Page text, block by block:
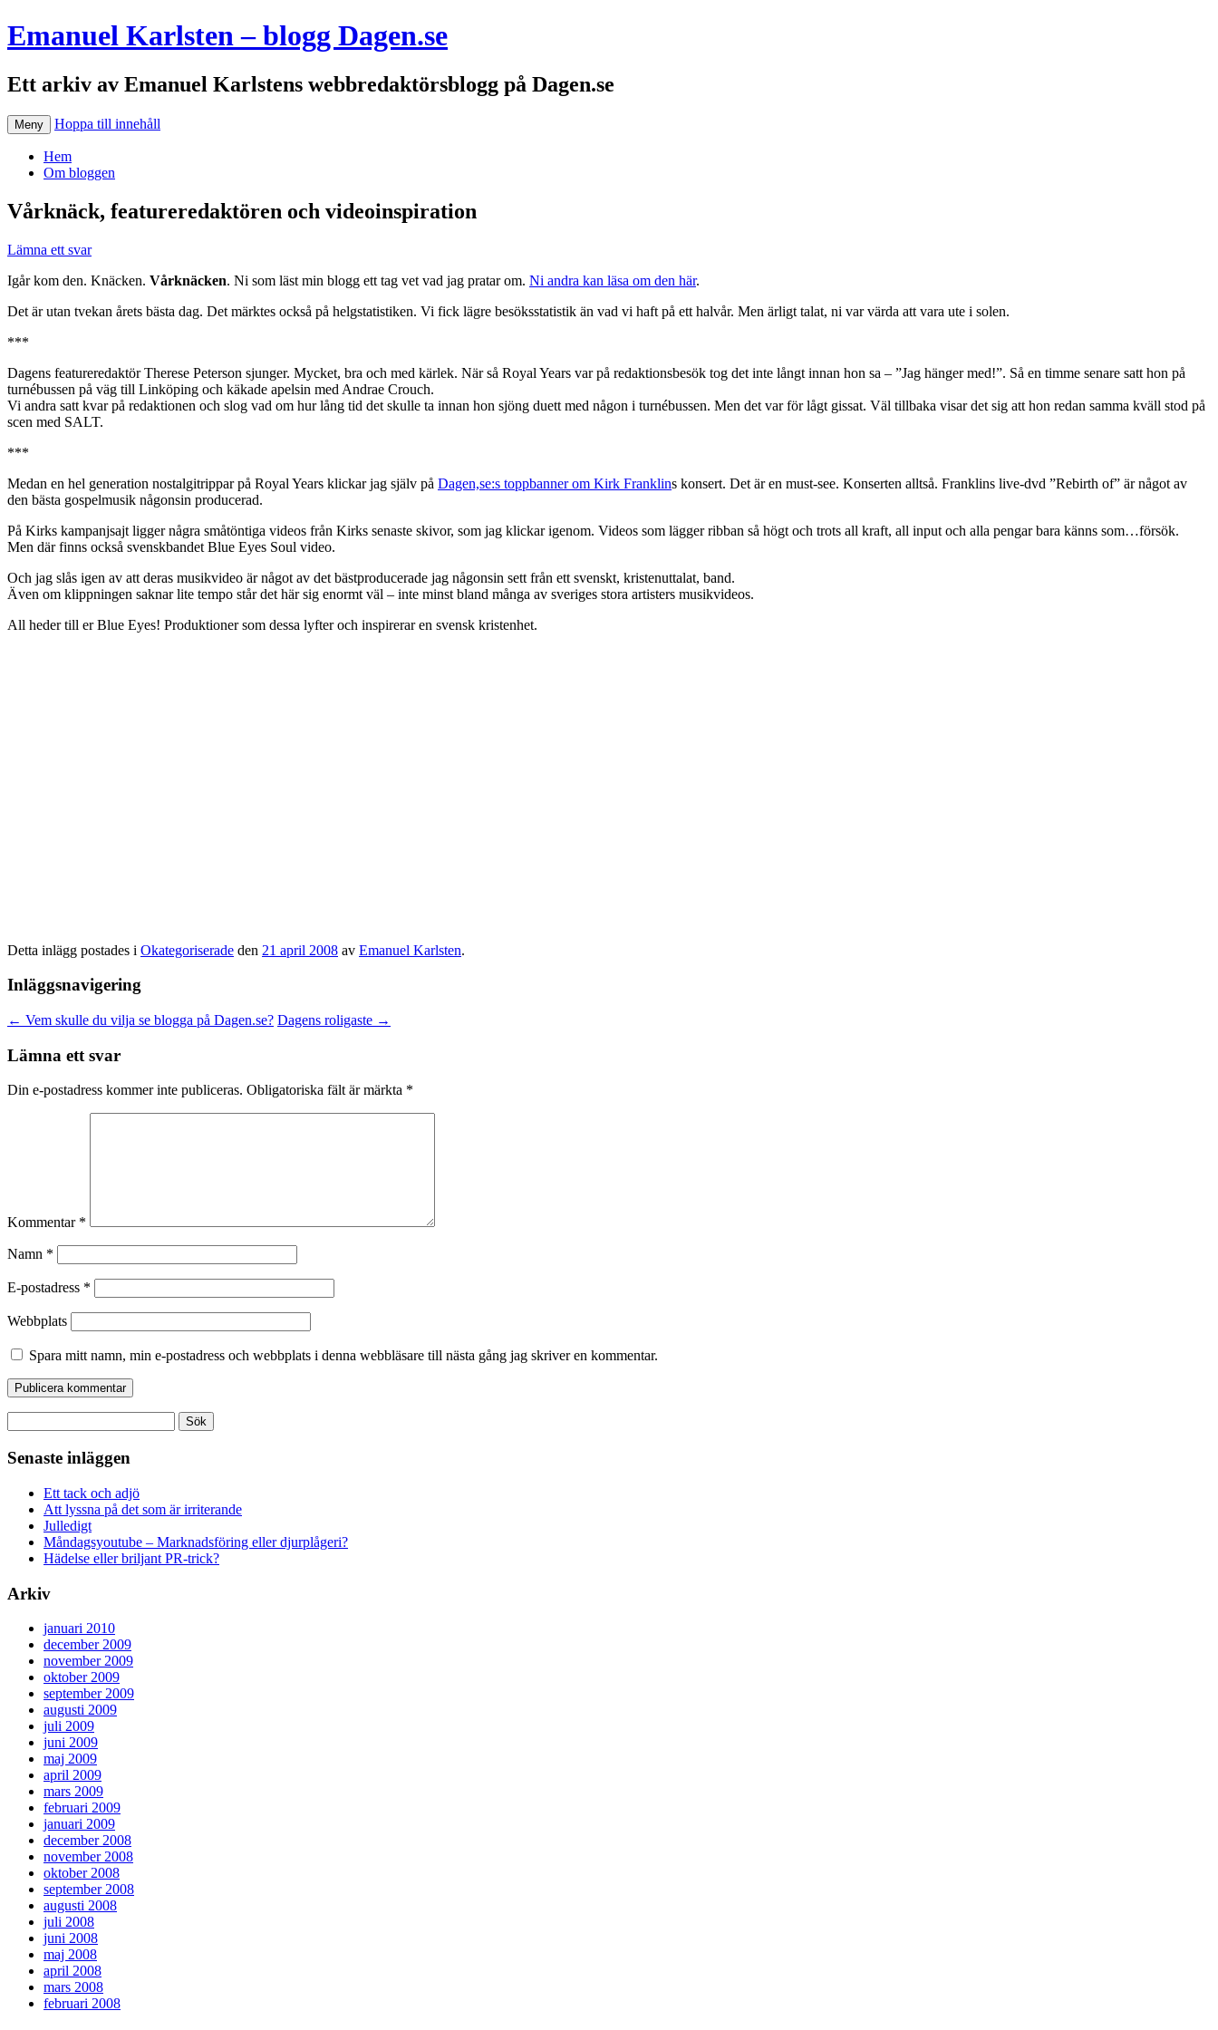
Emanuel Karlsten – blogg Dagen.se
Ett arkiv av Emanuel Karlstens webbredaktörsblogg på Dagen.se
Meny Hoppa till innehåll
Hem
Om bloggen
Vårknäck, featureredaktören och videoinspiration
Lämna ett svar
Igår kom den. Knäcken. Vårknäcken. Ni som läst min blogg ett tag vet vad jag pratar om. Ni andra kan läsa om den här.
Det är utan tvekan årets bästa dag. Det märktes också på helgstatistiken. Vi fick lägre besöksstatistik än vad vi haft på ett halvår. Men ärligt talat, ni var värda att vara ute i solen.
***
Dagens featureredaktör Therese Peterson sjunger. Mycket, bra och med kärlek. När så Royal Years var på redaktionsbesök tog det inte långt innan hon sa – ”Jag hänger med!”. Så en timme senare satt hon på
turnébussen på väg till Linköping och käkade apelsin med Andrae Crouch.
Vi andra satt kvar på redaktionen och slog vad om hur lång tid det skulle ta innan hon sjöng duett med någon i turnébussen. Men det var för lågt gissat. Väl tillbaka visar det sig att hon redan samma kväll stod på
scen med SALT.
***
Medan en hel generation nostalgitrippar på Royal Years klickar jag själv på Dagen,se:s toppbanner om Kirk Franklins konsert. Det är en must-see. Konserten alltså. Franklins live-dvd ”Rebirth of” är något av
den bästa gospelmusik någonsin producerad.
På Kirks kampanjsajt ligger några småtöntiga videos från Kirks senaste skivor, som jag klickar igenom. Videos som lägger ribban så högt och trots all kraft, all input och alla pengar bara känns som…försök.
Men där finns också svenskbandet Blue Eyes Soul video.
Och jag slås igen av att deras musikvideo är något av det bästproducerade jag någonsin sett från ett svenskt, kristenuttalat, band.
Även om klippningen saknar lite tempo står det här sig enormt väl – inte minst bland många av sveriges stora artisters musikvideos.
All heder till er Blue Eyes! Produktioner som dessa lyfter och inspirerar en svensk kristenhet.
Detta inlägg postades i Okategoriserade den 21 april 2008 av Emanuel Karlsten.
Inläggsnavigering
← Vem skulle du vilja se blogga på Dagen.se? Dagens roligaste →
Lämna ett svar
Din e-postadress kommer inte publiceras. Obligatoriska fält är märkta *
Kommentar *
Namn *
E-postadress *
Webbplats
Spara mitt namn, min e-postadress och webbplats i denna webbläsare till nästa gång jag skriver en kommentar.
efter:
Senaste inläggen
Ett tack och adjö
Att lyssna på det som är irriterande
Julledigt
Måndagsyoutube – Marknadsföring eller djurplågeri?
Hädelse eller briljant PR-trick?
Arkiv
januari 2010
december 2009
november 2009
oktober 2009
september 2009
augusti 2009
juli 2009
juni 2009
maj 2009
april 2009
mars 2009
februari 2009
januari 2009
december 2008
november 2008
oktober 2008
september 2008
augusti 2008
juli 2008
juni 2008
maj 2008
april 2008
mars 2008
februari 2008